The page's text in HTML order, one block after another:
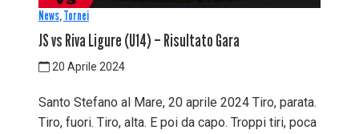
News,Tornei
JS vs Riva Ligure (U14) – Risultato Gara
20 Aprile 2024
Santo Stefano al Mare, 20 aprile 2024 Tiro, parata.
Tiro, fuori. Tiro, alta. E poi da capo. Troppi tiri, poca